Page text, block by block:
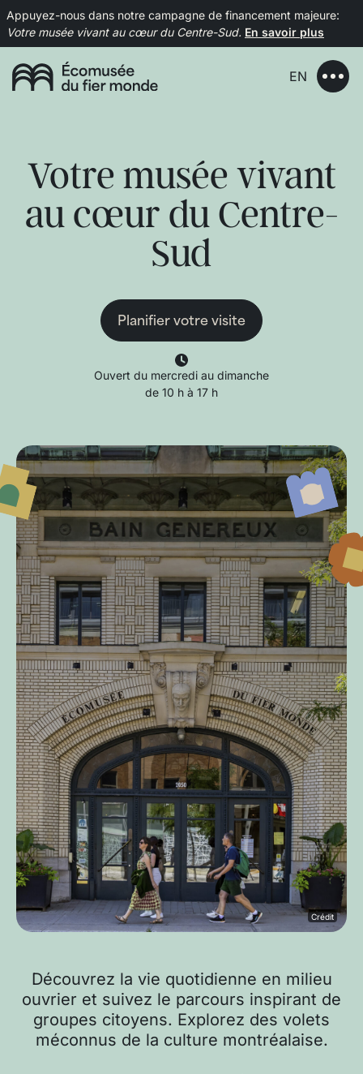
Appuyez-nous dans notre campagne de financement majeure:
Votre musée vivant au cœur du Centre-Sud. En savoir plus
EN
Votre musée vivant
au cœur du Centre-
Sud
Planifier votre visite
Ouvert du mercredi au dimanche
de 10 h à 17 h
Crédit
Découvrez la vie quotidienne en milieu
ouvrier et suivez le parcours inspirant de
groupes citoyens. Explorez des volets
méconnus de la culture montréalaise.